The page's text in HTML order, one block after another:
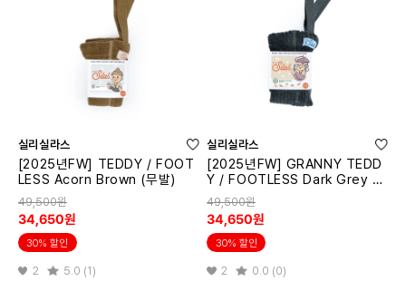
실리실라스
[2025년FW] TEDDY / FOOT
LESS Acorn Brown (무발)
49,500원
34,650원
30% 할인
2 5.0 (1)
실리실라스
[2025년FW] GRANNY TEDD
Y / FOOTLESS Dark Grey Bl
end (무발)
49,500원
34,650원
30% 할인
2 0.0 (0)